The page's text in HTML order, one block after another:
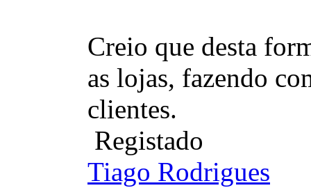
Creio que desta
as lojas, fazendo
clientes.
Registado
Tiago Rodrigues